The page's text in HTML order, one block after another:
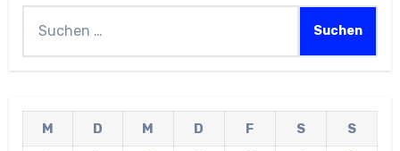
nach:
M D M D F S
S